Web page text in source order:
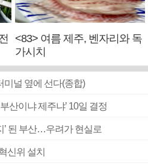
<83> 여름 제주, 벤자리와 독
가시치
미널 옆에 선다(종합)
산이냐 제주냐’ 10일 결정
’ 된 부산…우려가 현실로
신위 설치